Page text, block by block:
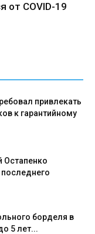
от COVID-19
привлекать
к гарантийному
Остапенко
борделя в
5 лет...